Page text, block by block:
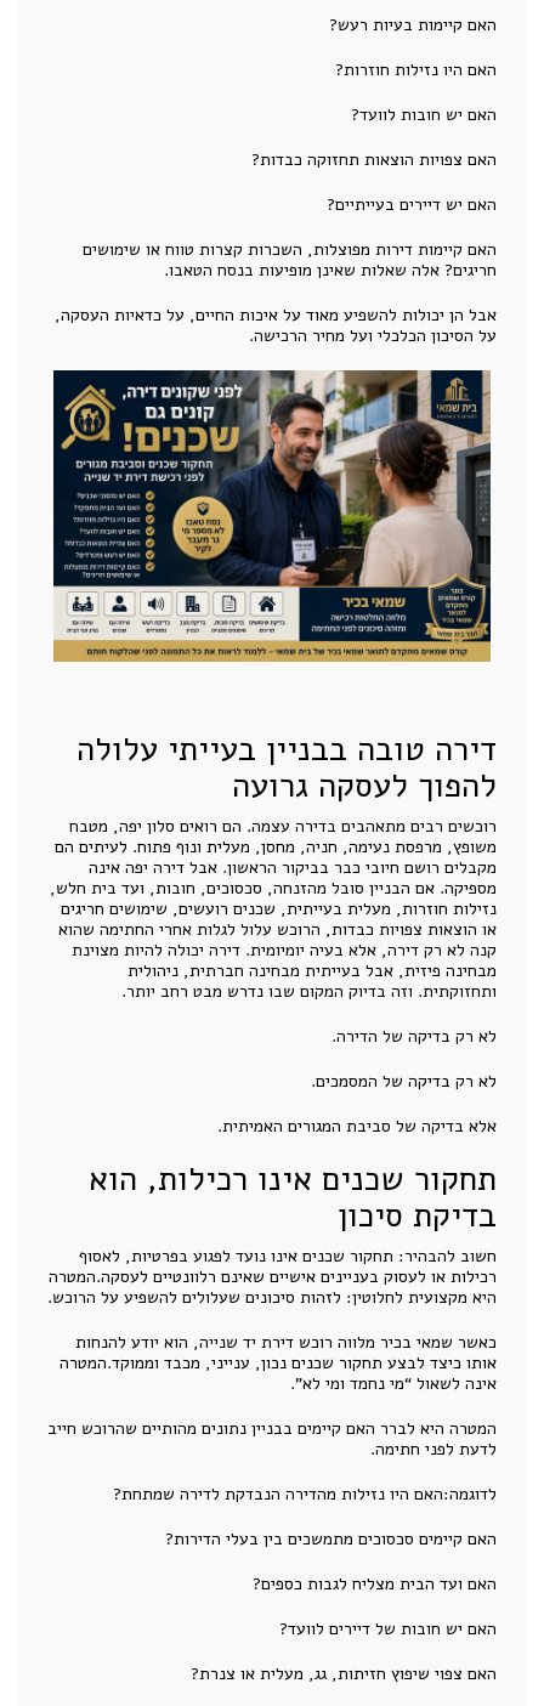
האם קיימות בעיות רעש?
האם היו נזילות חוזרות?
האם יש חובות לוועד?
האם צפויות הוצאות תחזוקה כבדות?
האם יש דיירים בעייתיים?
האם קיימות דירות מפוצלות, השכרות קצרות טווח או שימושים
חריגים? אלה שאלות שאינן מופיעות בנסח הטאבו.
אבל הן יכולות להשפיע מאוד על איכות החיים, על כדאיות העסקה,
על הסיכון הכלכלי ועל מחיר הרכישה.
דירה טובה בבניין בעייתי עלולה
להפוך לעסקה גרועה
רוכשים רבים מתאהבים בדירה עצמה. הם רואים סלון יפה, מטבח
משופץ, מרפסת נעימה, חניה, מחסן, מעלית ונוף פתוח. לעיתים הם
מקבלים רושם חיובי כבר בביקור הראשון. אבל דירה יפה אינה
מספיקה. אם הבניין סובל מהזנחה, סכסוכים, חובות, ועד בית חלש,
נזילות חוזרות, מעלית בעייתית, שכנים רועשים, שימושים חריגים
או הוצאות צפויות כבדות, הרוכש עלול לגלות אחרי החתימה שהוא
קנה לא רק דירה, אלא בעיה יומיומית. דירה יכולה להיות מצוינת
מבחינה פיזית, אבל בעייתית מבחינה חברתית, ניהולית
ותחזוקתית. וזה בדיוק המקום שבו נדרש מבט רחב יותר.
לא רק בדיקה של הדירה.
לא רק בדיקה של המסמכים.
אלא בדיקה של סביבת המגורים האמיתית.
תחקור שכנים אינו רכילות, הוא
בדיקת סיכון
חשוב להבהיר: תחקור שכנים אינו נועד לפגוע בפרטיות, לאסוף
רכילות או לעסוק בעניינים אישיים שאינם רלוונטיים לעסקה.המטרה
היא מקצועית לחלוטין: לזהות סיכונים שעלולים להשפיע על הרוכש.
כאשר שמאי בכיר מלווה רוכש דירת יד שנייה, הוא יודע להנחות
אותו כיצד לבצע תחקור שכנים נכון, ענייני, מכבד וממוקד.המטרה
אינה לשאול “מי נחמד ומי לא”.
המטרה היא לברר האם קיימים בבניין נתונים מהותיים שהרוכש חייב
לדעת לפני חתימה.
לדוגמה:האם היו נזילות מהדירה הנבדקת לדירה שמתחת?
האם קיימים סכסוכים מתמשכים בין בעלי הדירות?
האם ועד הבית מצליח לגבות כספים?
האם יש חובות של דיירים לוועד?
האם צפוי שיפוץ חזיתות, גג, מעלית או צנרת?